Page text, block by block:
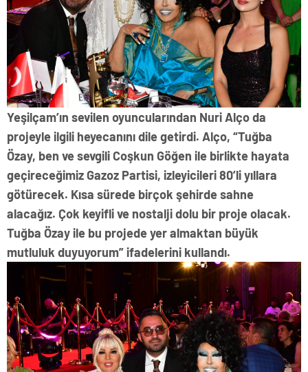
Yeşilçam’ın sevilen oyuncularından Nuri Alço da
projeyle ilgili heyecanını dile getirdi. Alço, “Tuğba
Özay, ben ve sevgili Coşkun Göğen ile birlikte hayata
geçireceğimiz Gazoz Partisi, izleyicileri 80’li yıllara
götürecek. Kısa sürede birçok şehirde sahne
alacağız. Çok keyifli ve nostalji dolu bir proje olacak.
Tuğba Özay ile bu projede yer almaktan büyük
mutluluk duyuyorum” ifadelerini kullandı.